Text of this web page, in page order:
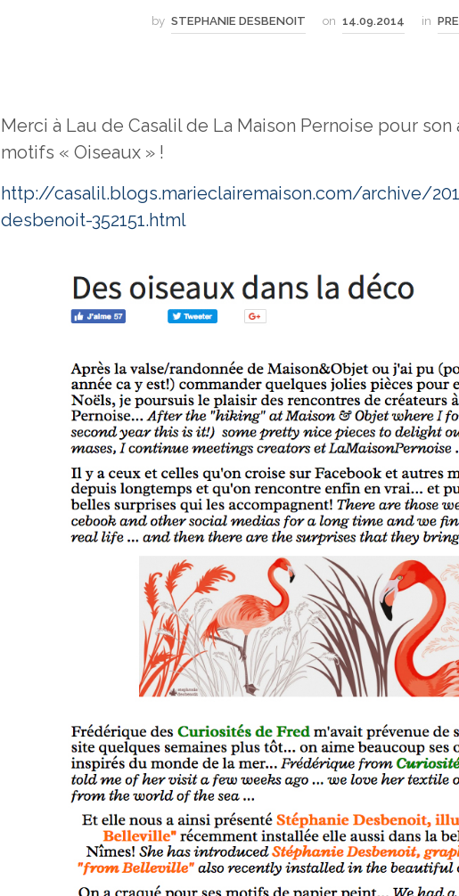
by STEPHANIE DESBENOIT on 14.09.2014 in
Merci à Lau de Casalil de La Maison Pernoise pour
motifs « Oiseaux » !
http://casalil.blogs.marieclairemaison.com/archive/
desbenoit-352151.html